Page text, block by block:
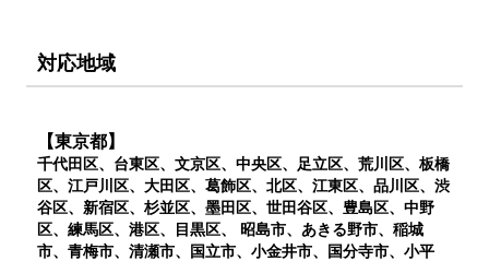
対応地域
【東京都】
千代田区、台東区、文京区、中央区、足立区、荒川区、板橋
区、江戸川区、大田区、葛飾区、北区、江東区、品川区、渋
谷区、新宿区、杉並区、墨田区、世田谷区、豊島区、中野
区、練馬区、港区、目黒区、 昭島市、あきる野市、稲城
市、青梅市、清瀬市、国立市、小金井市、国分寺市、小平